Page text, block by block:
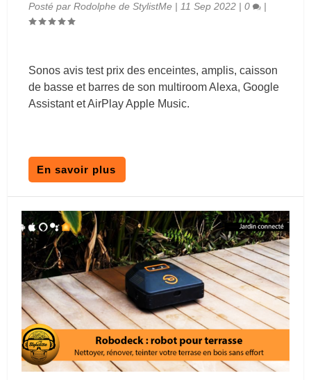
Posté parRodolphe de StylistMe |11 Sep 2022 |0 |
Sonos avis test prix des enceintes, amplis, caisson
de basse et barres de son multiroom Alexa, Google
Assistant et AirPlay Apple Music.
En savoir plus